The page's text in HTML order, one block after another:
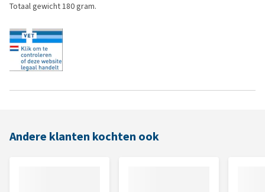
Totaal gewicht 180 gram.
Andere klanten kochten ook